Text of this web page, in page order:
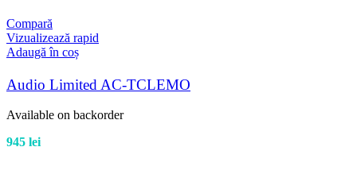
Compară
Vizualizează rapid
Adaugă în coș
Audio Limited AC-TCLEMO
Available on backorder
945 lei